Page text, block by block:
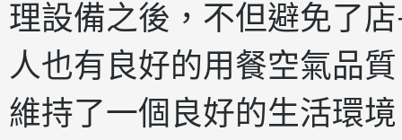
理設備之後，不但避免了
人也有良好的用餐空氣品
維持了一個良好的生活環